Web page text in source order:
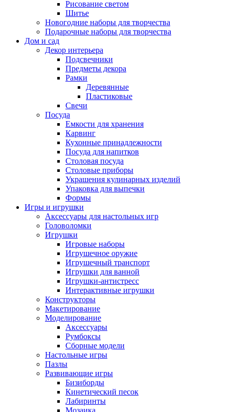
Рисование светом
Шитье
Новогодние наборы для творчества
Подарочные наборы для творчества
Дом и сад
Декор интерьера
Подсвечники
Предметы декора
Рамки
Деревянные
Пластиковые
Свечи
Посуда
Емкости для хранения
Карвинг
Кухонные принадлежности
Посуда для напитков
Столовая посуда
Столовые приборы
Украшения кулинарных изделий
Упаковка для выпечки
Формы
Игры и игрушки
Аксессуары для настольных игр
Головоломки
Игрушки
Игровые наборы
Игрушечное оружие
Игрушечный транспорт
Игрушки для ванной
Игрушки-антистресс
Интерактивные игрушки
Конструкторы
Макетирование
Моделирование
Аксессуары
Румбоксы
Сборные модели
Настольные игры
Пазлы
Развивающие игры
Бизиборды
Кинетический песок
Лабиринты
Мозаика